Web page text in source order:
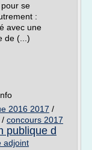
se
:
avec une
de (...)
2016 2017 /
/ concours 2017
publique d
adjoint